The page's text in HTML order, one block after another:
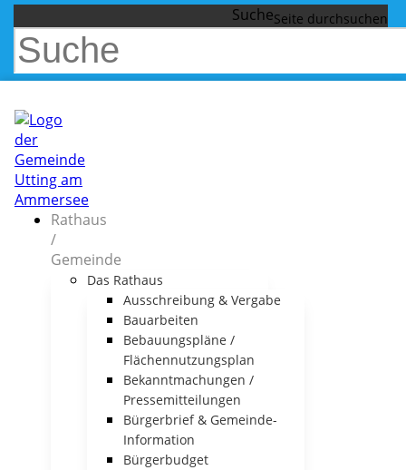
Suche
Rathaus
/
Gemeinde
Das Rathaus
Ausschreibung & Vergabe
Bauarbeiten
Bebauungspläne /
Flächennutzungsplan
Bekanntmachungen /
Pressemitteilungen
Bürgerbrief & Gemeinde-
Information
Bürgerbudget